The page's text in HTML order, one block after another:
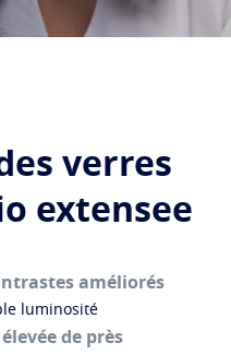
verres
extensee
améliorés
luminosité
de près